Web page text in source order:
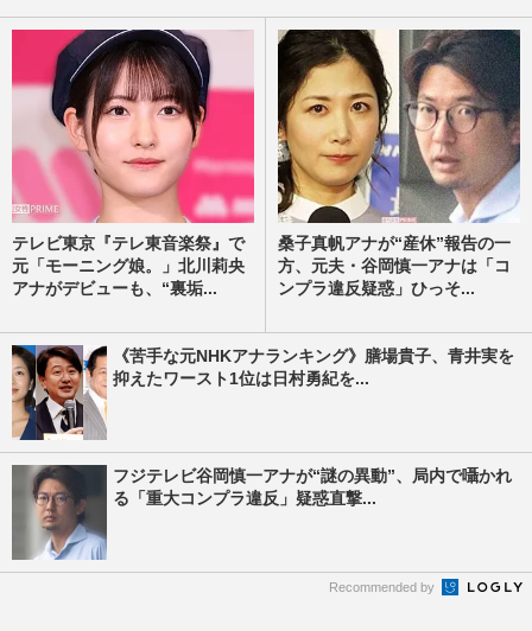
テレビ東京『テレ東音楽祭』で
元「モーニング娘。」北川莉央
アナがデビューも、“裏垢...
桑子真帆アナが“産休”報告の一
方、元夫・谷岡慎一アナは「コ
ンプラ違反疑惑」ひっそ...
《苦手な元NHKアナランキング》膳場貴子、青井実を
抑えたワースト1位は日村勇紀を...
フジテレビ谷岡慎一アナが“謎の異動”、局内で囁かれ
る「重大コンプラ違反」疑惑直撃...
Recommended by